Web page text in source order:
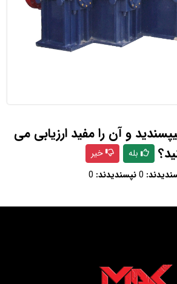
و آن را مفید ارزیابی می
بله خیر
0نپسندیدند: 0